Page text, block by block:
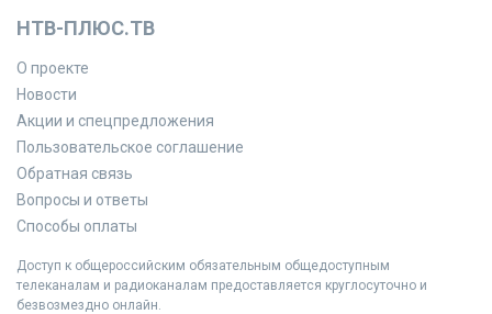
НТВ-ПЛЮС.ТВ
О проекте
Новости
Акции и спецпредложения
Пользовательское соглашение
Обратная связь
Вопросы и ответы
Способы оплаты
Доступ к общероссийским обязательным общедоступным
телеканалам и радиоканалам предоставляется круглосуточно и
безвозмездно онлайн.